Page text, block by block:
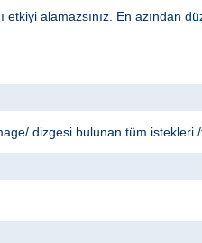
etkiyi alamazsınız. En azından
dizgesi bulunan tüm istekleri